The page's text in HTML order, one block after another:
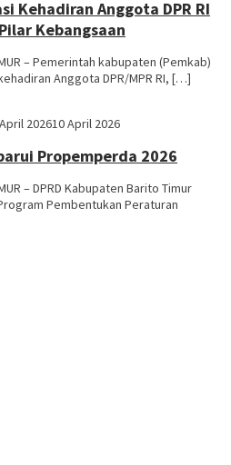
Kehadiran Anggota DPR RI
Kebangsaan
– Pemerintah kabupaten (Pemkab)
Anggota DPR/MPR RI, […]
202610 April 2026
Propemperda 2026
– DPRD Kabupaten Barito Timur
Pembentukan Peraturan